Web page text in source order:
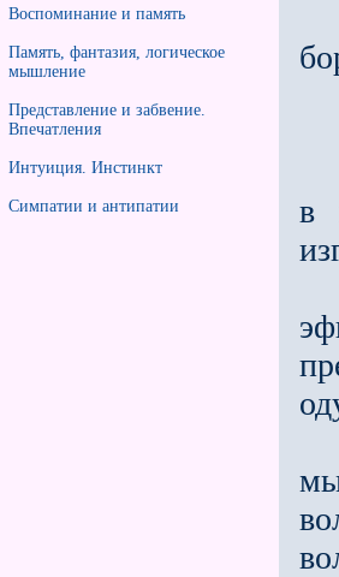
Воспоминание и память
Память, фантазия, логическое
мышление
Представление и забвение.
Впечатления
Интуиция. Инстинкт
Симпатии и антипатии
в